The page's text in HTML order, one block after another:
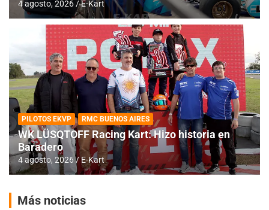
4 agosto, 2026 E-Kart
PILOTOS EKVP RMC BUENOS AIRES
WK LÜSQTOFF Racing Kart: Hizo historia en
Baradero
4 agosto, 2026 E-Kart
Más noticias